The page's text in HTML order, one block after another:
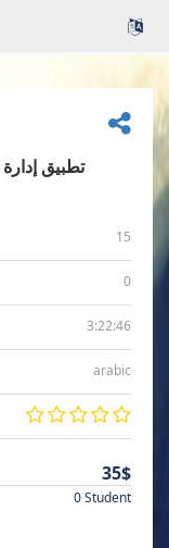
15
0
3:22:46
arabic
35$
0 Student